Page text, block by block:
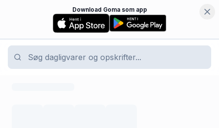
Download Goma som app